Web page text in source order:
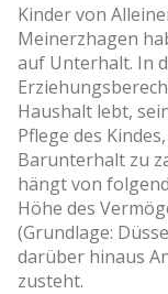
Kinder von
Meinerzhagen
auf Unterhalt. In
Haushalt lebt,
Pflege des
Barunterhalt zu
hängt von
Höhe des
(Grundlage:
darüber hinaus
zusteht.